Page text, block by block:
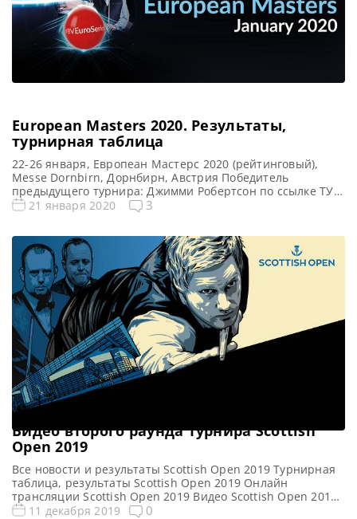
European Masters 2020. Результаты,
турнирная таблица
22-26 января, Европеан Мастерс 2020 (рейтинговый),
Messe Dornbirn, Дорнбирн, Австрия Победитель
предыдущего турнира: Джимми Робертсон по ссылке ТУТ
>> EUROPEAN MASTERS 2020 (нового сезона 2020/2021) <<
2020 Онлайн трансляции European Masters 2020 Видео
European Masters 2020 [poll id=»87″] Турнирная сетка:
1/16 […]
21 января 2020 3
Видео второго раунда турнира Scottish
Open 2019
Все новости и результаты Scottish Open 2019 Турнирная
таблица, результаты Scottish Open 2019 Онлайн
трансляции Scottish Open 2019 Видео Scottish Open 2019
Видеоповторы матчей Открытый чемпионат Шотландии
11 декабря 2019 0